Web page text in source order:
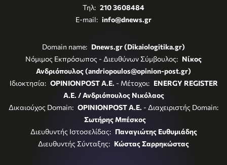
Τηλ: 210 3608484
E-mail: info@dnews.gr
Domain name: Dnews.gr (Dikaiologitika.gr)
Νόμιμος Εκπρόσωπος - Διευθύνων Σύμβουλος: Νίκος
Ανδριόπουλος (andriopoulos@opinion-post.gr)
Ιδιοκτησία: OPINIONPOST A.E. - Μέτοχοι: ENERGY REGISTER
Α.Ε. / Ανδριόπουλος Νικόλαος
Δικαιούχος Domain: OPINIONPOST A.E. - Διαχειριστής Domain:
Σωτήρης Μπέσκος
Διευθυντής Ιστοσελίδας: Παναγιώτης Ευθυμιάδης
Διευθυντής Σύνταξης: Κώστας Σαρρηκώστας